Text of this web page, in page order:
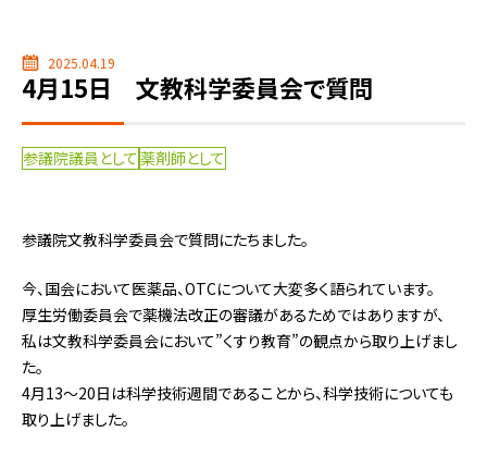
2025.04.19
4月15日 文教科学委員会で質問
参議院議員として 薬剤師として
参議院文教科学委員会で質問にたちました。
今、国会において医薬品、OTCについて大変多く語られています。
厚生労働委員会で薬機法改正の審議があるためではありますが、
私は文教科学委員会において”くすり教育”の観点から取り上げまし
た。
4月13～20日は科学技術週間であることから、科学技術についても
取り上げました。